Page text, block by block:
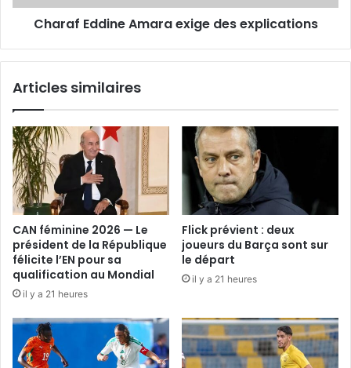
Charaf Eddine Amara exige des explications
Articles similaires
CAN féminine 2026 — Le
président de la République
félicite l’EN pour sa
qualification au Mondial
il y a 21 heures
Flick prévient : deux
joueurs du Barça sont sur
le départ
il y a 21 heures